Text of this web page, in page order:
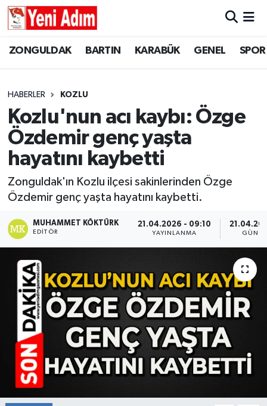
ZONGULDAK BARTIN KARABÜK GENEL SPOR
HABERLER KOZLU
Kozlu'nun acı kaybı: Özge
Özdemir genç yaşta
hayatını kaybetti
Zonguldak'ın Kozlu ilçesi sakinlerinden Özge
Özdemir genç yaşta hayatını kaybetti.
MUHAMMET KÖKTÜRK
EDITÖR
21.04.2026 - 09:10
YAYINLANMA
ZONGULDAK
GÜNCEL
SİYASET
RESMİ İLAN
ZONGULDAK
GENEL
SPOR
SİYASET
SAĞLIK
GÜNCEL
RESMİ İLAN
Künye
Zonguldak Hava Durumu
Tüm Manşetler
Son Dakika Haberleri
Haber Arşivi